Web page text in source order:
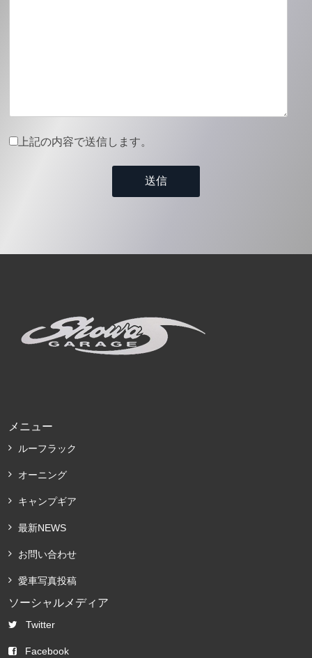
上記の内容で送信します。
メニュー
ルーフラック
オーニング
キャンプギア
最新NEWS
お問い合わせ
愛車写真投稿
ソーシャルメディア
Twitter
Facebook